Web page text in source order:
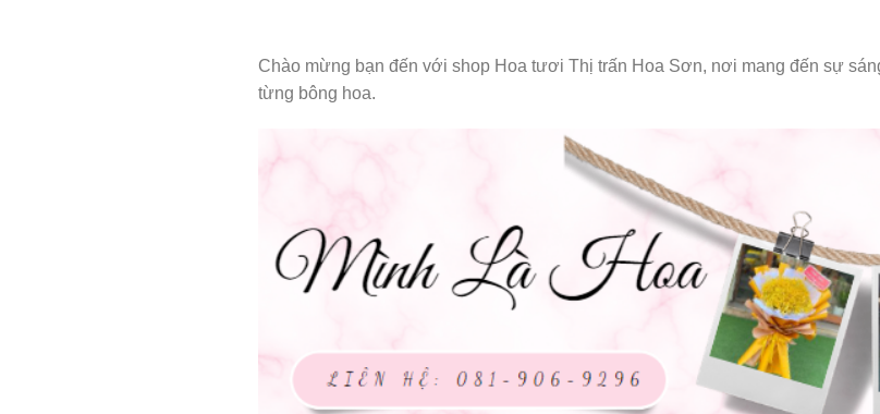
Chào mừng bạn đến với shop Hoa tươi Thị trấn Hoa Sơn, nơi mang đến sự
từng bông hoa.